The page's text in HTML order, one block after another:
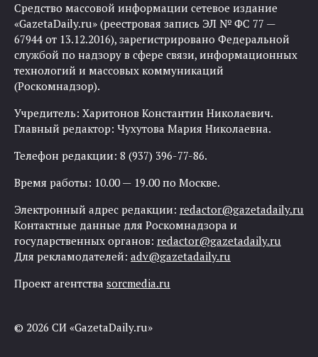
Средство массовой информации сетевое издание
«GazetaDaily.ru» (реестровая запись ЭЛ № ФС 77 —
67944 от 13.12.2016), зарегистрировано Федеральной
службой по надзору в сфере связи, информационных
технологий и массовых коммуникаций
(Роскомнадзор).
Учредитель: Харитонов Константин Николаевич.
Главный редактор: Чухутова Мария Николаевна.
Телефон редакции: 8 (937) 396-77-86.
Время работы: 10.00 — 19.00 по Москве.
Электронный адрес редакции: redactor@gazetadaily.ru
Контактные данные для Роскомнадзора и
государственных органов: redactor@gazetadaily.ru
Для рекламодателей: adv@gazetadaily.ru
Проект агентства sorcmedia.ru
© 2026 СИ «GazetaDaily.ru»